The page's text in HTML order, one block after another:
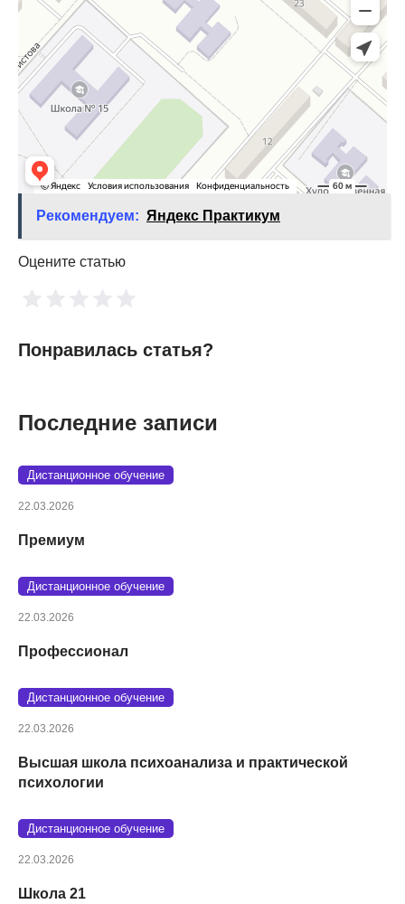
Рекомендуем: Яндекс Практикум
Оцените статью
Понравилась статья?
Последние записи
Дистанционное обучение
22.03.2026
Премиум
Дистанционное обучение
22.03.2026
Профессионал
Дистанционное обучение
22.03.2026
Высшая школа психоанализа и практической
психологии
Дистанционное обучение
22.03.2026
Школа 21